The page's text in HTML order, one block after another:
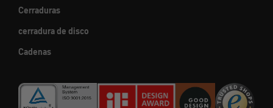
Cerraduras
cerradura de disco
Cadenas